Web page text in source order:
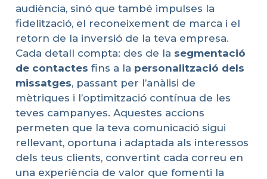
audiència, sinó que també impulses la
fidelització, el reconeixement de marca i el
retorn de la inversió de la teva empresa.
Cada detall compta: des de la segmentació
de contactes fins a la personalització dels
missatges, passant per l’anàlisi de
mètriques i l’optimització contínua de les
teves campanyes. Aquestes accions
permeten que la teva comunicació sigui
rellevant, oportuna i adaptada als interessos
dels teus clients, convertint cada correu en
una experiència de valor que fomenti la